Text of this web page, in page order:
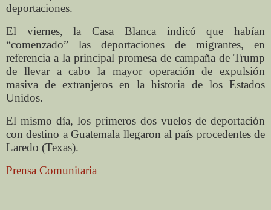
deportaciones.
El viernes, la Casa Blanca indicó que habían
“comenzado” las deportaciones de migrantes, en
referencia a la principal promesa de campaña de Trump
de llevar a cabo la mayor operación de expulsión
masiva de extranjeros en la historia de los Estados
Unidos.
El mismo día, los primeros dos vuelos de deportación
con destino a Guatemala llegaron al país procedentes de
Laredo (Texas).
Prensa Comunitaria